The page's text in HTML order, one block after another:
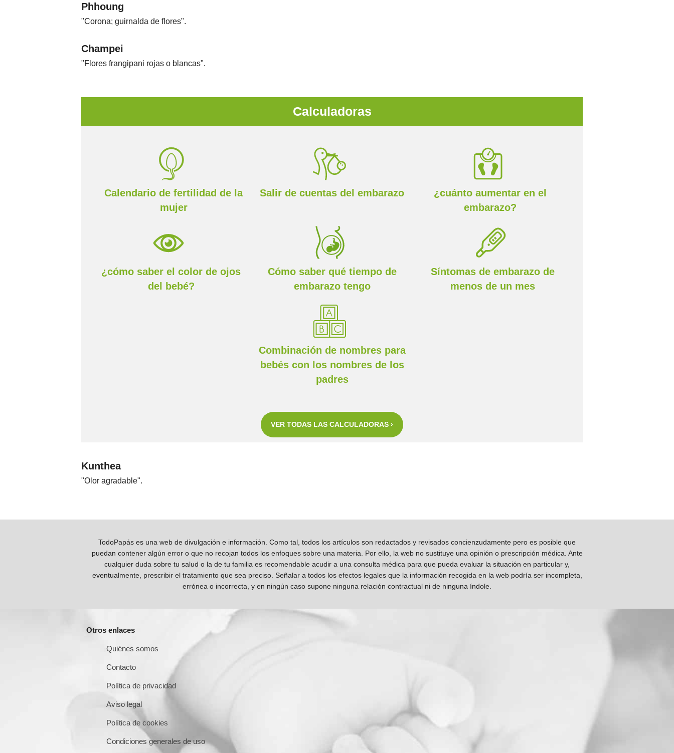
Phhoung
"Corona; guirnalda de flores".
Champei
"Flores frangipani rojas o blancas".
Calculadoras
Calendario de fertilidad de la
mujer
Salir de cuentas del embarazo
¿cuánto aumentar en el
embarazo?
¿cómo saber el color de ojos
del bebé?
Cómo saber qué tiempo de
embarazo tengo
Síntomas de embarazo de
menos de un mes
Combinación de nombres para
bebés con los nombres de los
padres
VER TODAS LAS CALCULADORAS ›
Kunthea
"Olor agradable".
TodoPapás es una web de divulgación e información. Como tal, todos los artículos son redactados y revisados concienzudamente pero es posible que
puedan contener algún error o que no recojan todos los enfoques sobre una materia. Por ello, la web no sustituye una opinión o prescripción médica. Ante
cualquier duda sobre tu salud o la de tu familia es recomendable acudir a una consulta médica para que pueda evaluar la situación en particular y,
eventualmente, prescribir el tratamiento que sea preciso. Señalar a todos los efectos legales que la información recogida en la web podría ser incompleta,
errónea o incorrecta, y en ningún caso supone ninguna relación contractual ni de ninguna índole.
Otros enlaces
Quiénes somos
Contacto
Política de privacidad
Aviso legal
Política de cookies
Condiciones generales de uso